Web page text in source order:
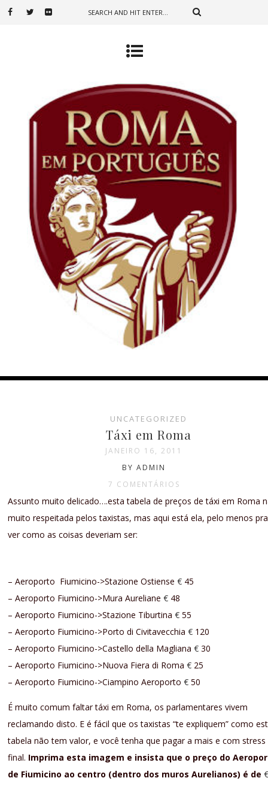
UNCATEGORIZED
Táxi em Roma
JANEIRO 16, 2011
BY ADMIN
7 COMENTÁRIOS
Assunto muito delicado….esta tabela de preços de táxi em Roma
muito respeitada pelos taxistas, mas aqui está ela, pelo menos
ver como as coisas deveriam ser:
– Aeroporto Fiumicino->Stazione Ostiense€ 45
– Aeroporto Fiumicino->Mura Aureliane€ 48
– Aeroporto Fiumicino->Stazione Tiburtina€55
– Aeroporto Fiumicino->Porto di Civitavecchia€ 120
– Aeroporto Fiumicino->Castello della Magliana€30
– Aeroporto Fiumicino->Nuova Fiera di Roma€ 25
– Aeroporto Fiumicino->Ciampino Aeroporto€50
É muito comum faltar táxi em Roma, os parlamentares vivem
reclamando disto. E é fácil que os taxistas “te expliquem” como
tabela não tem valor, e você tenha que pagar a mais e com
final. Imprima esta imagem e insista que o preço do
de Fiumicino ao centro (dentro dos muros Aurelianos) é de